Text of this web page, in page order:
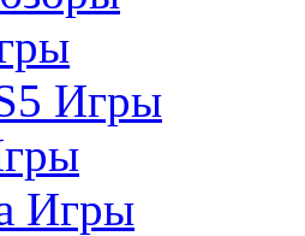
Игры
Игры